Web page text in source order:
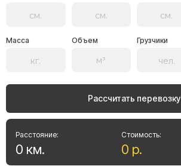
Масса Объем Грузчики
Рассчитать перевозку
Стоимость:
0 р.
Расстояние:
0 км.